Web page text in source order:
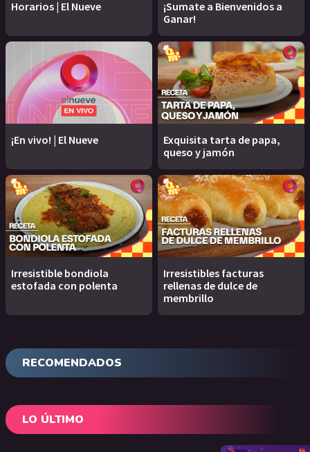
Horarios | El Nueve
¡Sumate a Bienvenidos a
Ganar!
¡En vivo! | El Nueve
Exquisita tarta de papa,
queso y jamón
Irresistible bondiola
estofada con polenta
Irresistibles facturas
rellenas de dulce de
membrillo
RECOMENDADOS
LO ÚLTIMO